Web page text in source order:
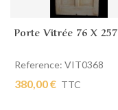
Porte Vitrée 76 X 257
Reference: VIT0368
380,00 € TTC